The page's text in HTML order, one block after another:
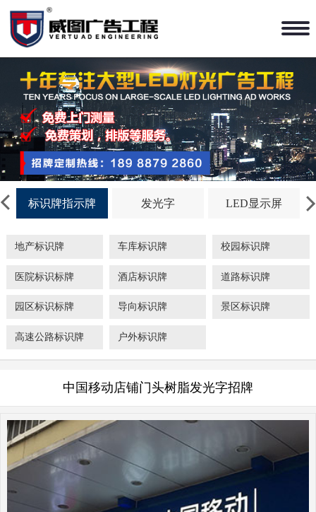
标识牌指示牌 发光字 LED显示屏
地产标识牌 车库标识牌 校园标识牌
医院标识标牌 酒店标识牌 道路标识牌
园区标识标牌 导向标识牌 景区标识牌
高速公路标识牌 户外标识牌
中国移动店铺门头树脂发光字招牌